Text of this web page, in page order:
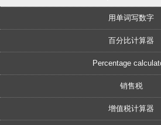
用单词写数字
百分比计算器
Percentage
销售税
增值税计算器